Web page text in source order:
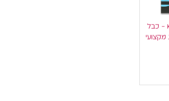
Klotz AY5-0300 – כבל